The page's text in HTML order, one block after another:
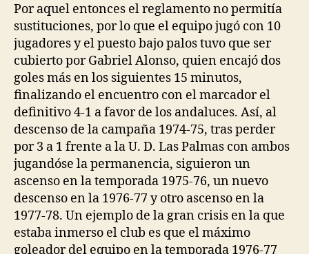
Por aquel entonces el reglamento no permitía
sustituciones, por lo que el equipo jugó con 10
jugadores y el puesto bajo palos tuvo que ser
cubierto por Gabriel Alonso, quien encajó dos
goles más en los siguientes 15 minutos,
finalizando el encuentro con el marcador el
definitivo 4-1 a favor de los andaluces. Así, al
descenso de la campaña 1974-75, tras perder
por 3 a 1 frente a la U. D. Las Palmas con ambos
jugandóse la permanencia, siguieron un
ascenso en la temporada 1975-76, un nuevo
descenso en la 1976-77 y otro ascenso en la
1977-78. Un ejemplo de la gran crisis en la que
estaba inmerso el club es que el máximo
goleador del equipo en la temporada 1976-77